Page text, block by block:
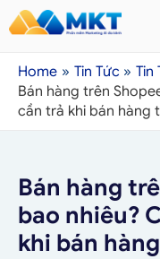
Home Tin Tức
Tin
Bán hàng trên
cần trả khi bán hàng
Bán hàng
bao nhiêu?
khi bán